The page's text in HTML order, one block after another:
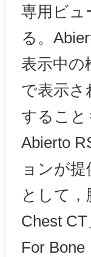
専用ビュ
る。
表示中の
で表示さ
すること
Abierto
ョンが
として
Chest
For Bone